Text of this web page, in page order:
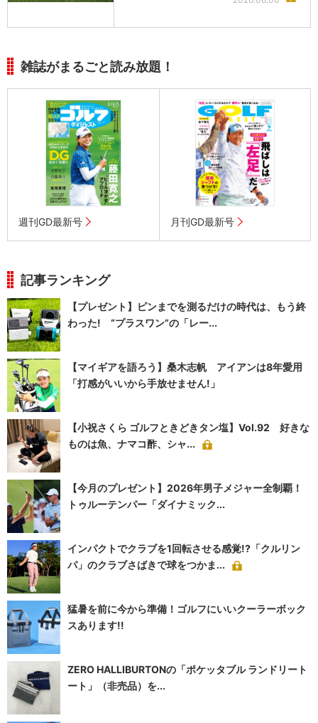
雑誌がまるごと読み放題！
週刊GD最新号 月刊GD最新号
記事ランキング
【プレゼント】ピンまでを測るだけの時代は、もう終
わった! “プラスワン”の「レー...
【マイギアを語ろう】桑木志帆 アイアンは8年愛用
「打感がいいから手放せません!」
【小祝さくら ゴルフときどきタン塩】Vol.92 好きな
ものは魚、ナマコ酢、シャ...
【今月のプレゼント】2026年男子メジャー全制覇！
トゥルーテンパー「ダイナミック...
インパクトでクラブを1回転させる感覚!?「クルリン
パ」のクラブさばきで球をつかま...
猛暑を前に今から準備！ゴルフにいいクーラーボック
スあります!!
ZERO HALLIBURTONの「ポケッタブル ランドリート
ート」（非売品）を...